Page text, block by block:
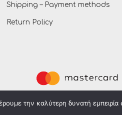
Shipping – Payment methods
Return Policy
την καλύτερη δυνατή